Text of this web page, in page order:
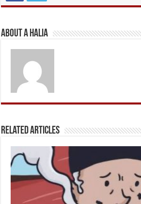
About A Halia
Related Articles